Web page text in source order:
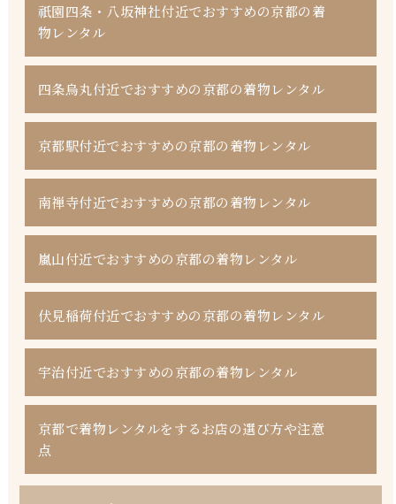
祇園四条・八坂神社付近でおすすめの京都の着
物レンタル
四条烏丸付近でおすすめの京都の着物レンタル
京都駅付近でおすすめの京都の着物レンタル
南禅寺付近でおすすめの京都の着物レンタル
嵐山付近でおすすめの京都の着物レンタル
伏見稲荷付近でおすすめの京都の着物レンタル
宇治付近でおすすめの京都の着物レンタル
京都で着物レンタルをするお店の選び方や注意
点